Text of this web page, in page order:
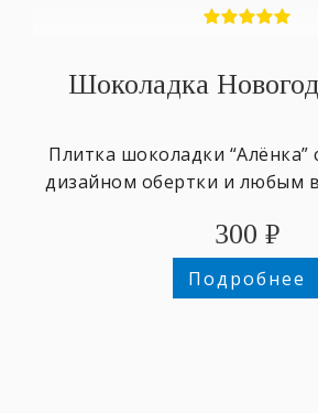
Шоколадка
Плитка шоколадки
дизайном обертки и любым
300 ₽
Подробнее